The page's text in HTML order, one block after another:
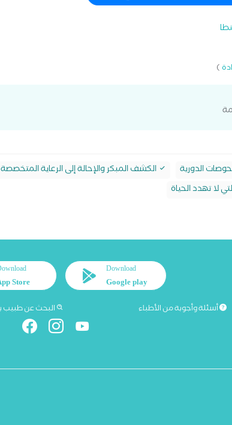
)
الدورية الكشف المبكر والإحالة إلى الرعاية المتخصصة
لا تهدد الحياة
Download
Google play
Store
أسئلة وأجوبة من الأطباء البحث عن طبيب